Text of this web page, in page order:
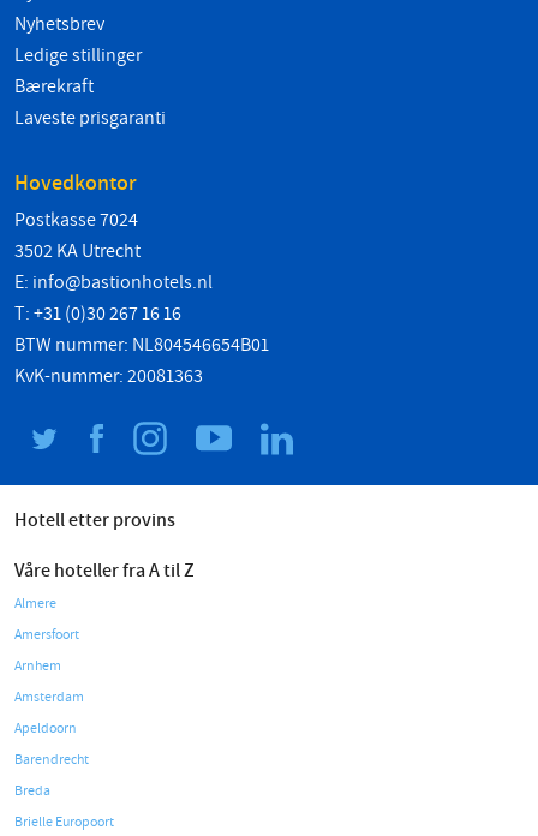
Nyhetsbrev
Ledige stillinger
Bærekraft
Laveste prisgaranti
Hovedkontor
Postkasse 7024
3502 KA Utrecht
E: info@bastionhotels.nl
T: +31 (0)30 267 16 16
BTW nummer: NL804546654B01
KvK-nummer: 20081363
Hotell etter provins
Våre hoteller fra A til Z
Almere
Amersfoort
Arnhem
Amsterdam
Apeldoorn
Barendrecht
Breda
Brielle Europoort